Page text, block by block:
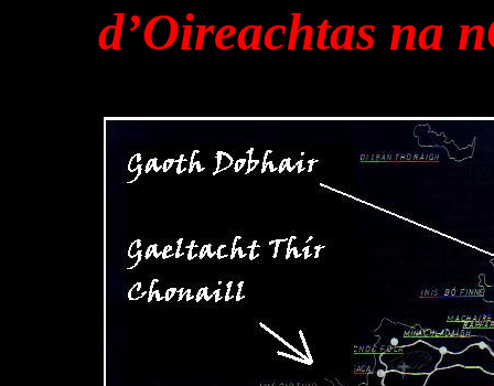
d’Oireachtas na